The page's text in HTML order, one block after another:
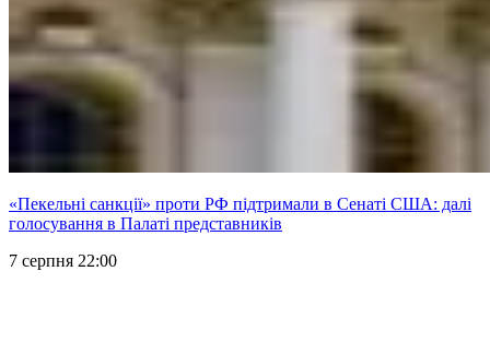
«Пекельні санкції» проти РФ підтримали в Сенаті США: далі
голосування в Палаті представників
7 серпня 22:00